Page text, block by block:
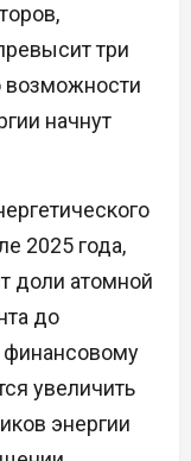
три
возможности
начнут
2025 года,
доли атомной
до
финансовому
увеличить
энергии